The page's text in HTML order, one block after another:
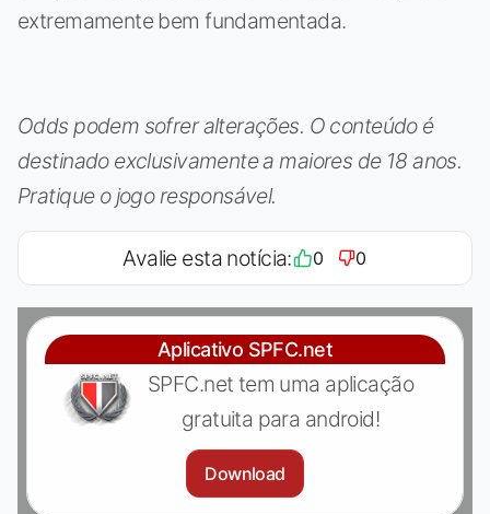
extremamente bem fundamentada.
Odds podem sofrer alterações. O conteúdo é
destinado exclusivamente a maiores de 18 anos.
Pratique o jogo responsável.
Avalie esta notícia: 0 0
Aplicativo SPFC.net
SPFC.net tem uma aplicação
gratuita para android!
Download